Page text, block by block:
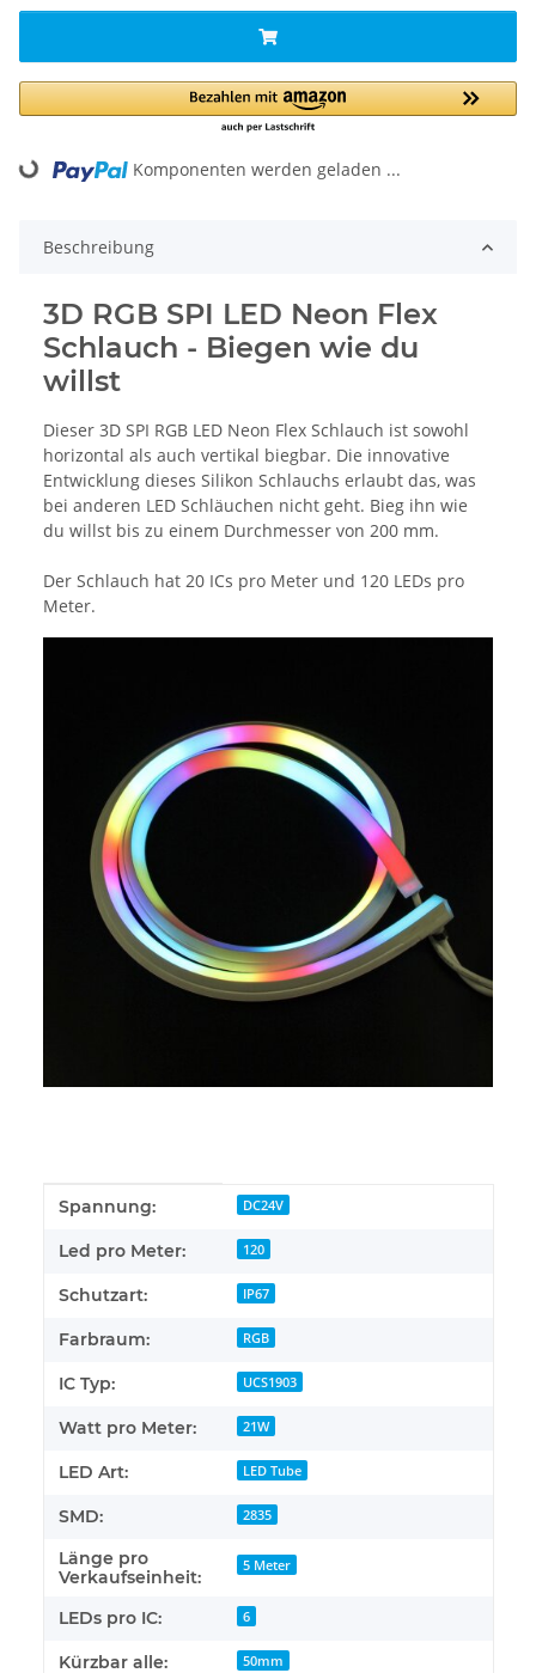
Komponenten werden geladen ...
Beschreibung
3D RGB SPI LED Neon Flex
Schlauch - Biegen wie du
willst
Dieser 3D SPI RGB LED Neon Flex Schlauch ist sowohl
horizontal als auch vertikal biegbar. Die innovative
Entwicklung dieses Silikon Schlauchs erlaubt das, was
bei anderen LED Schläuchen nicht geht. Bieg ihn wie
du willst bis zu einem Durchmesser von 200 mm.
Der Schlauch hat 20 ICs pro Meter und 120 LEDs pro
Meter.
Produkteigenschaft
Wert
Spannung: DC24V
Led pro Meter: 120
Schutzart: IP67
Farbraum: RGB
IC Typ: UCS1903
Watt pro Meter: 21W
LED Art: LED Tube
SMD: 2835
Länge pro
Verkaufseinheit:
5 Meter
LEDs pro IC: 6
Kürzbar alle: 50mm